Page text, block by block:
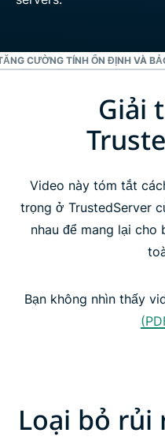
CƯỜNG TÍNH ỔN ĐỊNH VÀ
Giải thích về
Loại bỏ rủi ro của ổ
TrustedServer tăng
TrustedServer: Nâng
Tải VPN duy nhất có
Giải
Video này tóm tắt
trọng ở TrustedServer
nhau để mang lại cho
Bạn không nhìn thấy
Loại bỏ rủi